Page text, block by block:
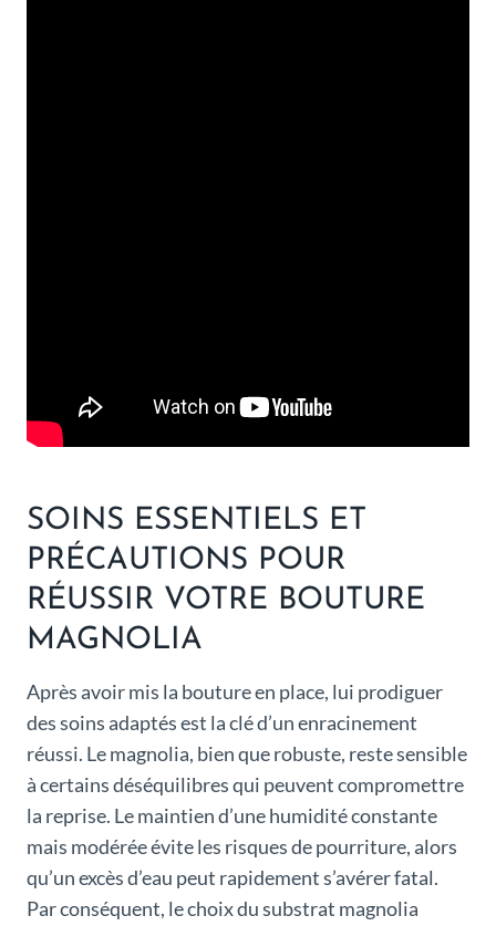
SOINS ESSENTIELS ET
PRÉCAUTIONS POUR
RÉUSSIR VOTRE BOUTURE
MAGNOLIA
Après avoir mis la bouture en place, lui prodiguer
des soins adaptés est la clé d’un enracinement
réussi. Le magnolia, bien que robuste, reste sensible
à certains déséquilibres qui peuvent compromettre
la reprise. Le maintien d’une humidité constante
mais modérée évite les risques de pourriture, alors
qu’un excès d’eau peut rapidement s’avérer fatal.
Par conséquent, le choix du substrat magnolia